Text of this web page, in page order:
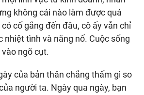
không cái nào làm được quá
cố gắng đến đâu, cô ấy vẫn chỉ
nhiệt tình và năng nổ. Cuộc sống
ngõ cụt.
của bản thân chẳng thấm gì so
người ta. Ngày qua ngày, bạn